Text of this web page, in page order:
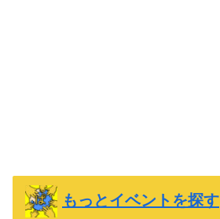
もっとイベントを探す